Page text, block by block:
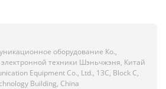
оборудование Ко.,
техники Шэньчжэня, Китай
Equipment Co., Ltd., 13C, Block C,
Building, China